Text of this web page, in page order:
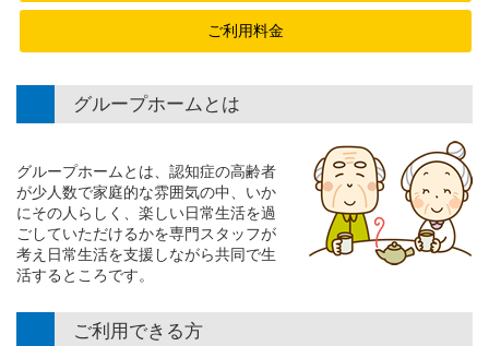
ご利用料金
グループホームとは
グループホームとは、認知症の高齢者
が少人数で家庭的な雰囲気の中、いか
にその人らしく、楽しい日常生活を過
ごしていただけるかを専門スタッフが
考え日常生活を支援しながら共同で生
活するところです。
ご利用できる方